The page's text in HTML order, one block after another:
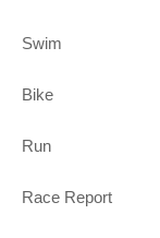
Swim
Bike
Run
Race Report